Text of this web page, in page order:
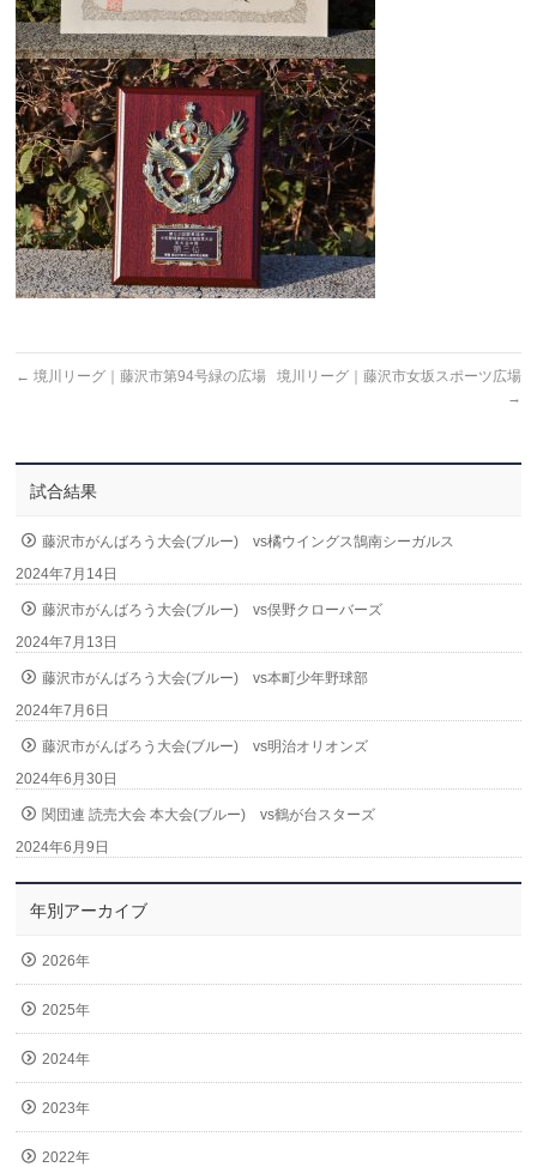
← 境川リーグ｜藤沢市第94号緑の広場
境川リーグ｜藤沢市女坂スポーツ広場
→
試合結果
藤沢市がんばろう大会(ブルー) vs橘ウイングス鵠南シーガルス
2024年7月14日
藤沢市がんばろう大会(ブルー) vs俣野クローバーズ
2024年7月13日
藤沢市がんばろう大会(ブルー) vs本町少年野球部
2024年7月6日
藤沢市がんばろう大会(ブルー) vs明治オリオンズ
2024年6月30日
関団連 読売大会 本大会(ブルー) vs鶴が台スターズ
2024年6月9日
年別アーカイブ
2026年
2025年
2024年
2023年
2022年